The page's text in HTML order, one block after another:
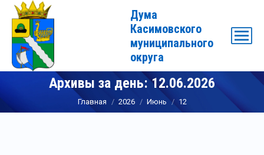
Дума
Касимовского
муниципального
округа
Архивы за день:12.06.2026
Вы здесь:
Главная 2026 Июнь 12